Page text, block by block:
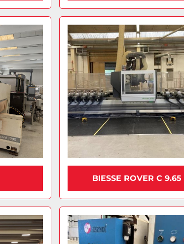
BIESSE ROVER C 9.65